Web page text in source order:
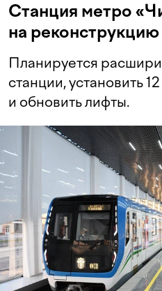
Станция метро
на реконструкцию
Планируется
станции, установить
и обновить лифты.